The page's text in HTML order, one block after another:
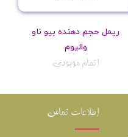
ریمل حجم دهنده بیو ناو
والیوم
اتمام موجودی
اطلاعات تماس